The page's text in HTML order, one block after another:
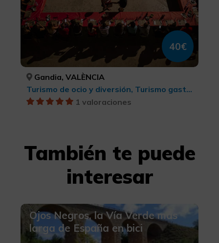
40€
Gandia, VALÈNCIA
Turismo de ocio y diversión, Turismo gastronómico, Territorio Borgia, Turismo cultural
1 valoraciones
También te puede
interesar
Ojos Negros, la Vía Verde más
larga de España en bici